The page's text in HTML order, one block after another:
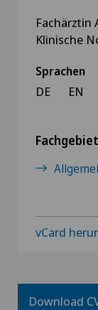
Fachärztin
Klinische
Sprachen
DE EN
vCard
Download